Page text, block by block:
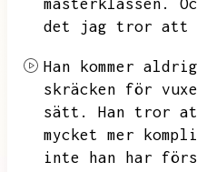
masterklassen.
det jag tror att
Han kommer
skräcken för
sätt.
Han tror
mycket mer
inte han har